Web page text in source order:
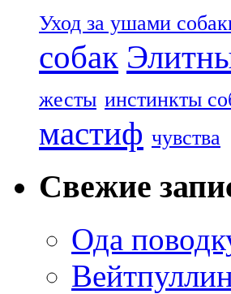
Уход за ушами
собак
жесты инстинкты
мастиф чувства
Свежие
Ода